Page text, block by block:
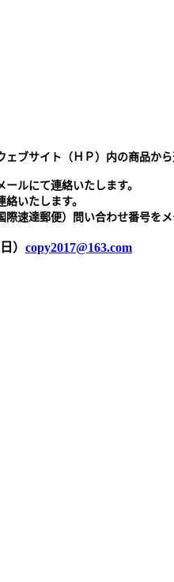
ェブサイト（ＨＰ）内の商品か
ルにて連絡いたします。
いたします。
際速達郵便）問い合わせ番号をメ
） copy2017@163.com